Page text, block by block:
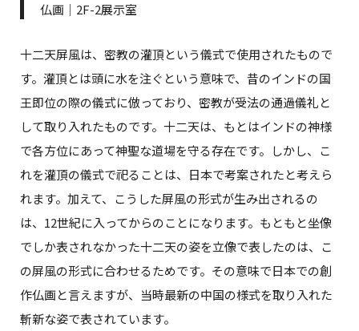
仏画｜2F-2展示室
十二天屏風は、密教の灌頂という儀式で使用されたもので
す。灌頂とは頭に水を注ぐという意味で、昔のインドの国
王即位の際の儀式に倣っており、密教が受法の通過儀礼と
して取り入れたものです。十二天は、もとはインドの神様
で各方位にあって神聖な道場を守る存在です。しかし、こ
れを灌頂の儀式で祀ることは、日本で考案されたと考えら
れます。加えて、こうした屏風の形式が生み出されるの
は、12世紀に入ってからのことになります。もともと坐像
でしか表されなかった十二天の姿を立像で表したのは、こ
の屏風の形式に合わせるためです。その意味で日本での創
作仏画と言えますが、当時最新の中国の様式を取り入れた
斬新な姿で表されています。